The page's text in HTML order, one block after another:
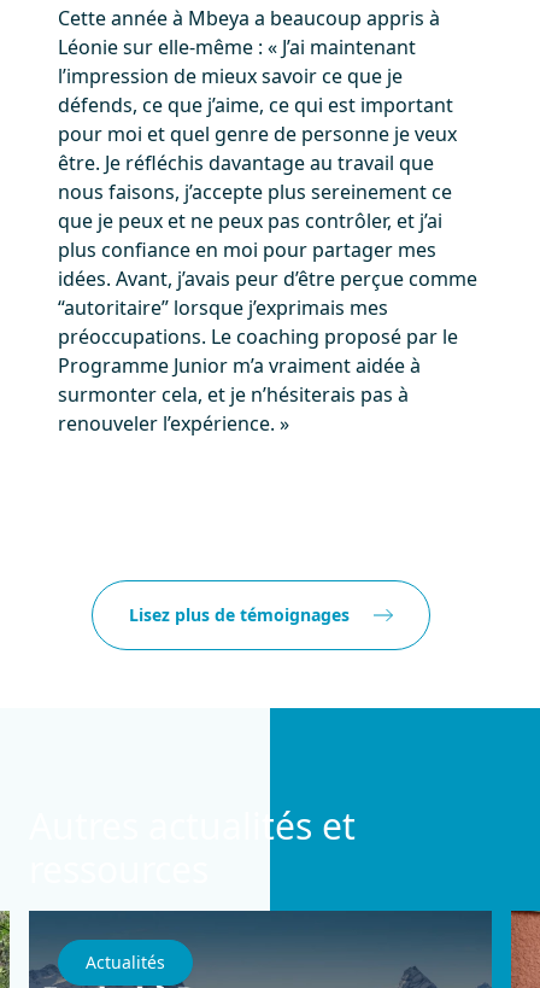
Cette année à Mbeya a beaucoup appris à
Léonie sur elle-même : « J’ai maintenant
l’impression de mieux savoir ce que je
défends, ce que j’aime, ce qui est important
pour moi et quel genre de personne je veux
être. Je réfléchis davantage au travail que
nous faisons, j’accepte plus sereinement ce
que je peux et ne peux pas contrôler, et j’ai
plus confiance en moi pour partager mes
idées. Avant, j’avais peur d’être perçue comme
“autoritaire” lorsque j’exprimais mes
préoccupations. Le coaching proposé par le
Programme Junior m’a vraiment aidée à
surmonter cela, et je n’hésiterais pas à
renouveler l’expérience. »
Lisez plus de témoignages
Autres actualités et
Actualités